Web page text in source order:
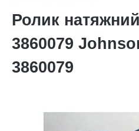
Ролик
3860079
3860079